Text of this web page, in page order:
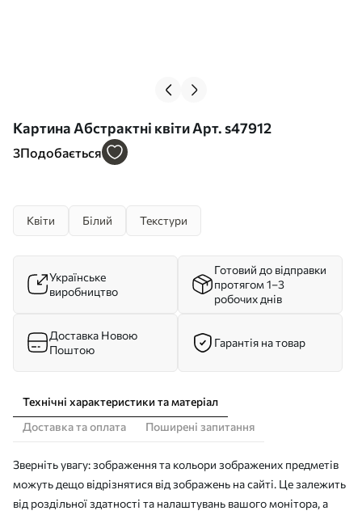
Картина Абстрактні квіти Арт. s47912
3Подобається
Квіти Білий Текстури
Українське
виробництво
Готовий до відправки
протягом 1–3
робочих днів
Доставка Новою
Поштою
Гарантія на товар
Технічні характеристики та матеріал
Доставка та оплата
Поширені запитання
Зверніть увагу: зображення та кольори зображених предметів
можуть дещо відрізнятися від зображень на сайті. Це залежить
від роздільної здатності та налаштувань вашого монітора, а